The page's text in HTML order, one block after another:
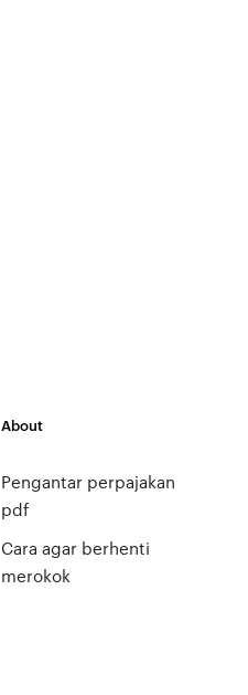
About
Pengantar perpajakan
pdf
Cara agar berhenti
merokok